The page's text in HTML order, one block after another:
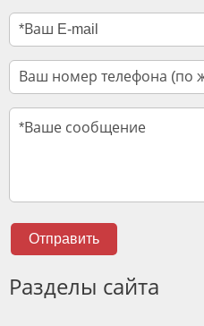
Отправить
Разделы сайта